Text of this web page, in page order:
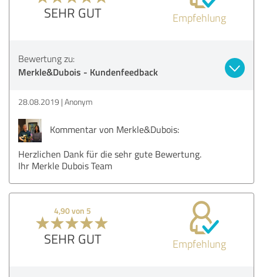
SEHR GUT Empfehlung
Bewertung zu:
Merkle&Dubois - Kundenfeedback
28.08.2019 Anonym
Kommentar von Merkle&Dubois:
Herzlichen Dank für die sehr gute Bewertung.
Ihr Merkle Dubois Team
4,90 von 5
SEHR GUT Empfehlung